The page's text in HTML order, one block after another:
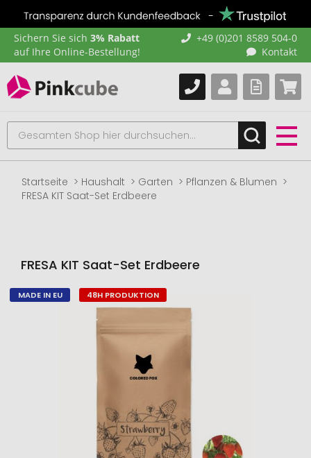
Sichern Sie sich 3% Rabatt
auf Ihre Online-Bestellung!
+49 (0)201 8589 504-0
Kontakt
Startseite Haushalt Garten
Pflanzen & Blumen
FRESA KIT Saat-Set Erdbeere
FRESA KIT Saat-Set Erdbeere
Zum
MADE IN EU 48H PRODUKTION